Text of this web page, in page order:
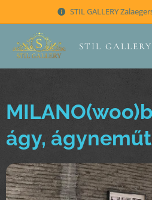
STIL GALLERY
STIL GALLERY
ágy,